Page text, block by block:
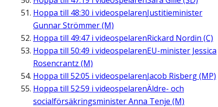
Hoppa till 48:30 i videospelarenJustitieminister
Gunnar Strömmer (M)
Hoppa till 49:47 i videospelarenRickard Nordin (C)
Hoppa till 50:49 i videospelarenEU-minister Jessica
Rosencrantz (M)
Hoppa till 52:05 i videospelarenJacob Risberg (MP)
Hoppa till 52:59 i videospelarenÄldre- och
socialförsäkringsminister Anna Tenje (M)